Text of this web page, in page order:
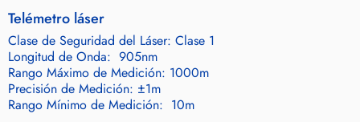
Telémetro láser
Clase de Seguridad del Láser: Clase 1
Longitud de Onda: 905nm
Rango Máximo de Medición: 1000m
Precisión de Medición: ±1m
Rango Mínimo de Medición: 10m